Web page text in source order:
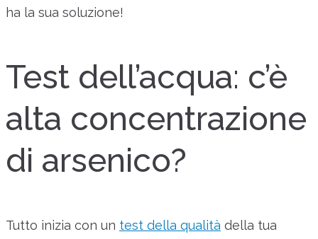
ha la sua soluzione!
Test dell’acqua: c’è
alta concentrazione
di arsenico?
Tutto inizia con un test della qualità della tua